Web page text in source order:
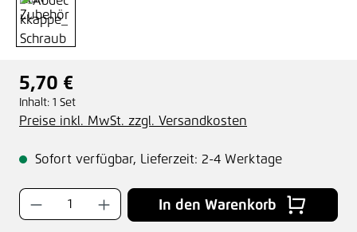
Regulärer Preis:
5,70 €
Inhalt: 1 Set
Preise inkl. MwSt. zzgl. Versandkosten
Sofort verfügbar, Lieferzeit: 2-4 Werktage
Produkt Anzahl: Gib den gewünschten
In den Warenkorb